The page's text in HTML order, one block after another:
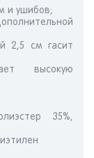
и ушибов;
2,5 см гасит
высокую
35%,